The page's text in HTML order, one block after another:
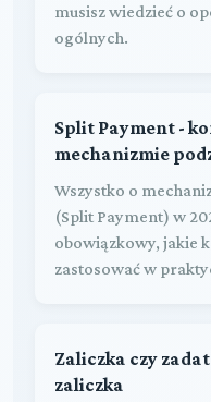
musisz wiedzieć o
ogólnych.
Split Payment -
mechanizmie
Wszystko o
(Split Payment) w
obowiązkowy, jakie
zastosować w
Zaliczka czy
zaliczka